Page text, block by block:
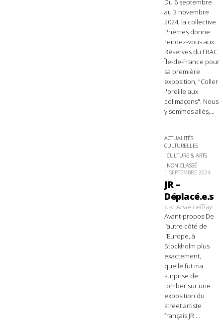
Du 6 septembre
au 3 novembre
2024, la collective
Phèmes donne
rendez-vous aux
Réserves du FRAC
Île-de-France pour
sa première
exposition, "Coller
l'oreille aux
colimaçons". Nous
y sommes allés,...
ACTUALITÉS
CULTURELLES
CULTURE & ARTS
NON CLASSÉ
1 SEPTEMBRE 2024
JR –
Déplacé.e.s
parAnaë Leffray
Avant-propos De
l’autre côté de
l’Europe, à
Stockholm plus
exactement,
quelle fut ma
surprise de
tomber sur une
exposition du
street artiste
français JR....